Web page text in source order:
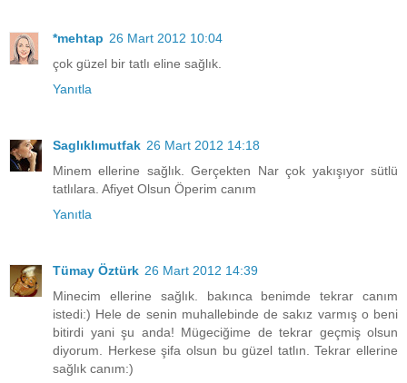
*mehtap 26 Mart 2012 10:04
çok güzel bir tatlı eline sağlık.
Yanıtla
Saglıklımutfak 26 Mart 2012 14:18
Minem ellerine sağlık. Gerçekten Nar çok yakışıyor sütlü
tatlılara. Afiyet Olsun Öperim canım
Yanıtla
Tümay Öztürk 26 Mart 2012 14:39
Minecim ellerine sağlık. bakınca benimde tekrar canım
istedi:) Hele de senin muhallebinde de sakız varmış o beni
bitirdi yani şu anda! Mügeciğime de tekrar geçmiş olsun
diyorum. Herkese şifa olsun bu güzel tatlın. Tekrar ellerine
sağlık canım:)